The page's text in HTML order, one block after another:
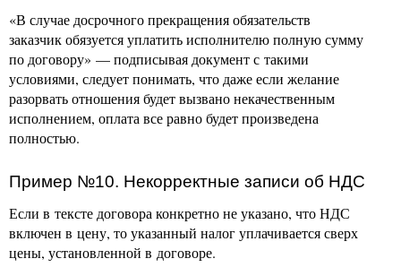
«В случае досрочного прекращения обязательств
заказчик обязуется уплатить исполнителю полную сумму
по договору» — подписывая документ с такими
условиями, следует понимать, что даже если желание
разорвать отношения будет вызвано некачественным
исполнением, оплата все равно будет произведена
полностью.
Пример №10. Некорректные записи об НДС
Если в тексте договора конкретно не указано, что НДС
включен в цену, то указанный налог уплачивается сверх
цены, установленной в договоре.